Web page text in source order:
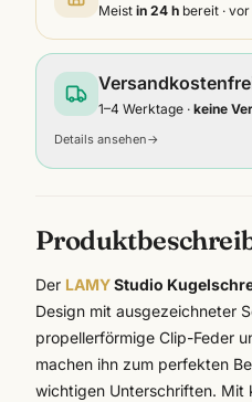
Meist in 24 h bereit ·
1–4 Werktage · keine
Details ansehen→
Der LAMYStudio
Design mit ausgezeichneter
propellerförmige Clip-Feder
machen ihn zum perfekten
wichtigen Unterschriften. Mit